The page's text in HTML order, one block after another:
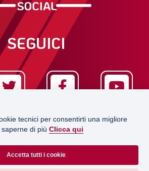
SEGUICI
EDITRICE
CONCESSIONARIO PUBBLICITÀ
tecnici per consentirti una migliore
di più Clicca qui
Accetta tutti i cookie